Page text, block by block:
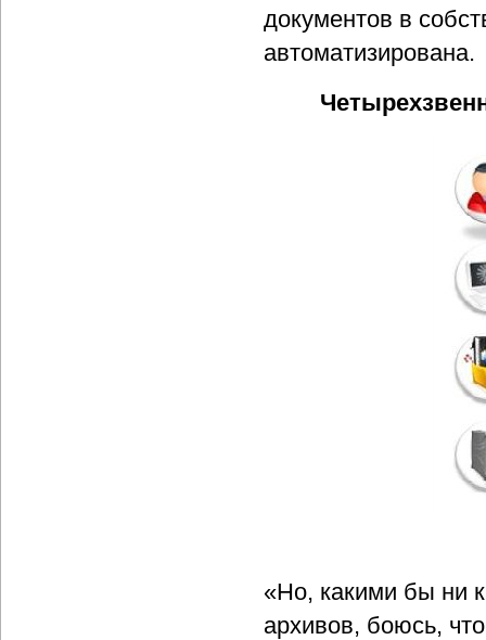
документов в
автоматизирована.
«Но, какими бы ни
архивов, боюсь,